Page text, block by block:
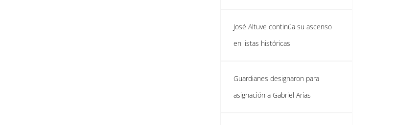
José Altuve continúa su ascenso
en listas históricas
Guardianes designaron para
asignación a Gabriel Arias